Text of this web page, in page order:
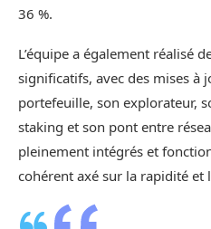
36 %.
L’équipe a également réalisé
significatifs, avec des mises à
portefeuille, son explorateur,
staking et son pont entre
pleinement intégrés et
cohérent axé sur la rapidité et